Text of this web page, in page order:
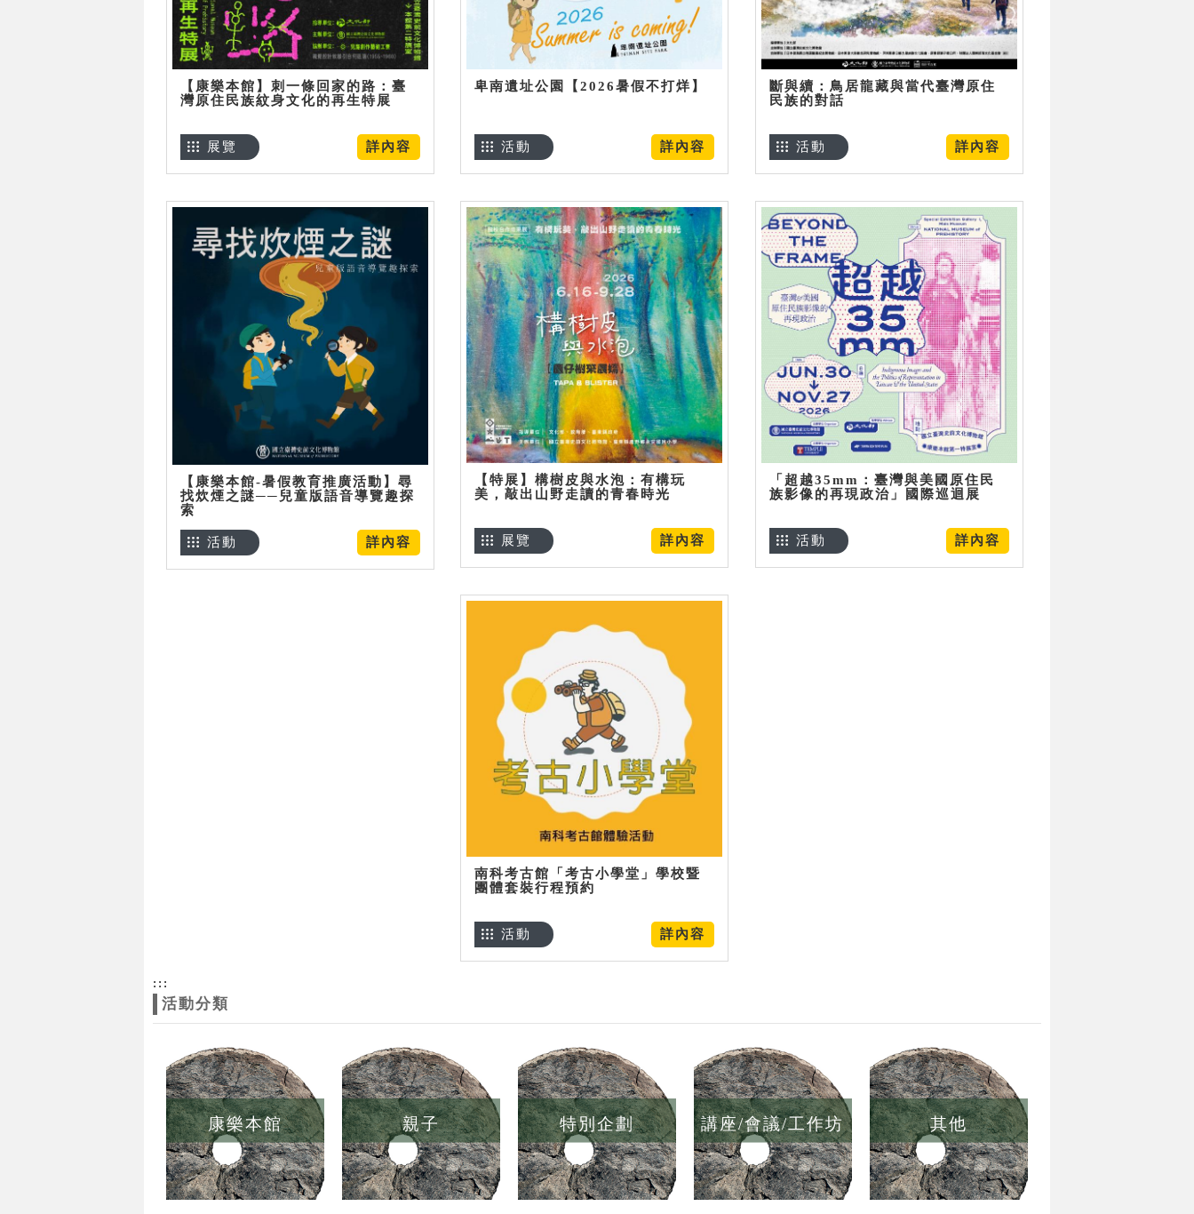
【康樂本館】刺一條回家的路：臺
灣原住民族紋身文化的再生特展
詳內容
展覽
卑南遺址公園【2026暑假不打烊】
詳內容
活動
斷與續：鳥居龍藏與當代臺灣原住
民族的對話
詳內容
活動
【康樂本館-暑假教育推廣活動】尋
找炊煙之謎──兒童版語音導覽趣探
索
詳內容
活動
【特展】構樹皮與水泡：有構玩
美，敲出山野走讀的青春時光
詳內容
展覽
「超越35mm：臺灣與美國原住民
族影像的再現政治」國際巡迴展
詳內容
活動
南科考古館「考古小學堂」學校暨
團體套裝行程預約
詳內容
活動
:::
活動分類
康樂本館 親子 特別企劃 講座/會議/工作坊 其他